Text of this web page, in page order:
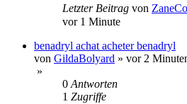
Letzter Beitrag von
vor 1 Minute
benadryl achat acheter benadryl
von GildaBolyard » vor 2
»
0 Antworten
1 Zugriffe